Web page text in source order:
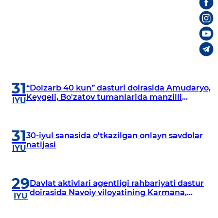
31
IYU
“Dolzarb 40 kun” dasturi doirasida Amudaryo,
Keygeli, Bo'zatov tumanlarida manzilli
31
IYU
30-iyul sanasida o'tkazilgan onlayn savdolar
natijasi
29
IYU
Davlat aktivlari agentligi rahbariyati dastur
doirasida Navoiy viloyatining Karmana,